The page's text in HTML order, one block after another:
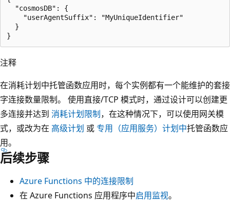
  "cosmosDB": {
    "userAgentSuffix": "MyUniqueIdentifier"
  }
注释
在消耗计划中托管函数应用时，每个实例都有一个能维护的套接
字连接数量限制。 使用直接/TCP 模式时，通过设计可以创建更
多连接并达到 消耗计划限制，在这种情况下，可以使用网关模
式，或改为在 高级计划 或专用（应用服务）计划中托管函数应
用。
后续步骤
Azure Functions 中的连接限制
在 Azure Functions 应用程序中启用监视。